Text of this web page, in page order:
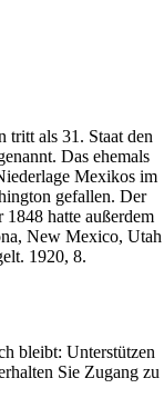
tritt als 31. Staat den
Das ehemals
Mexikos im
gefallen. Der
hatte außerdem
New Mexico, Utah
1920, 8.
bleibt: Unterstützen
Sie Zugang zu